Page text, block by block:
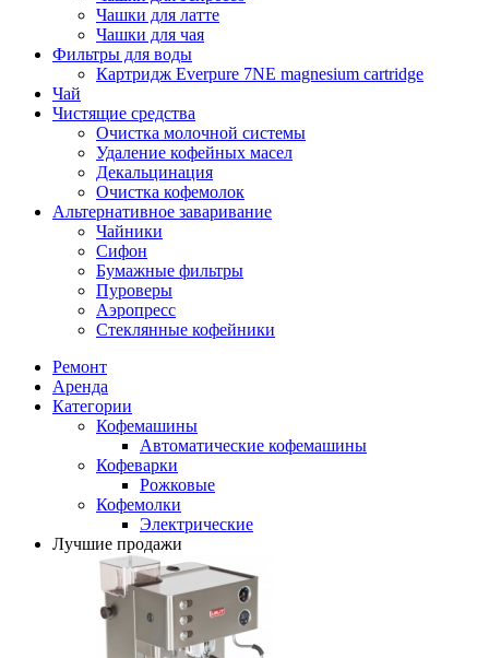
Чашки для латте
Чашки для чая
Фильтры для воды
Картридж Everpure 7NE magnesium cartridge
Чай
Чистящие средства
Очистка молочной системы
Удаление кофейных масел
Декальцинация
Очистка кофемолок
Альтернативное заваривание
Чайники
Сифон
Бумажные фильтры
Пуроверы
Аэропресс
Стеклянные кофейники
Ремонт
Аренда
Категории
Кофемашины
Автоматические кофемашины
Кофеварки
Рожковые
Кофемолки
Электрические
Лучшие продажи